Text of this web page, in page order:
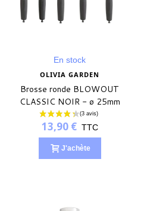
En stock
OLIVIA GARDEN
Brosse ronde BLOWOUT
CLASSIC NOIR - ø 25mm
13,90 € TTC
J'achète